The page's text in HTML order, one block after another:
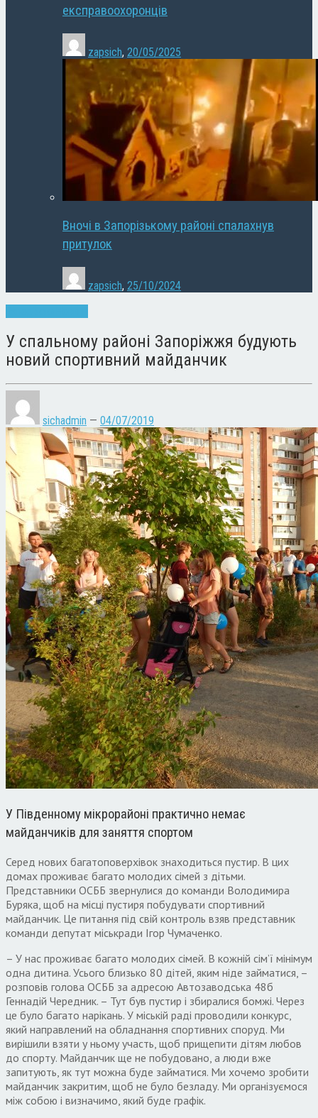
експравоохоронців
zapsich, 20/05/2025
Вночі в Запорізькому районі спалахнув
притулок
zapsich, 25/10/2024
У спальному районі Запоріжжя будують
новий спортивний майданчик
sichadmin — 04/07/2019
У Південному мікрорайоні практично немає
майданчиків для заняття спортом
Серед нових багатоповерхівок знаходиться пустир. В цих
домах проживає багато молодих сімей з дітьми.
Представники ОСББ звернулися до команди Володимира
Буряка, щоб на місці пустиря побудувати спортивний
майданчик. Це питання під свій контроль взяв представник
команди депутат міськради Ігор Чумаченко.
– У нас проживає багато молодих сімей. В кожній сім’ї мінімум
одна дитина. Усього близько 80 дітей, яким ніде займатися, –
розповів голова ОСББ за адресою Автозаводська 48б
Геннадій Чередник. – Тут був пустир і збиралися бомжі. Через
це було багато нарікань. У міській раді проводили конкурс,
який направлений на обладнання спортивних споруд. Ми
вирішили взяти у ньому участь, щоб прищепити дітям любов
до спорту. Майданчик ще не побудовано, а люди вже
запитують, як тут можна буде займатися. Ми хочемо зробити
майданчик закритим, щоб не було безладу. Ми організуємося
між собою і визначимо, який буде графік.